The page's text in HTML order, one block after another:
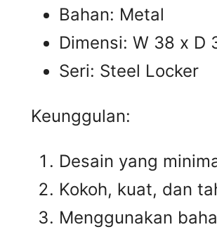
Bahan: Metal
Dimensi: W 38 x D
Seri: Steel Locker
Keunggulan:
Desain yang
Kokoh, kuat, dan
Menggunakan